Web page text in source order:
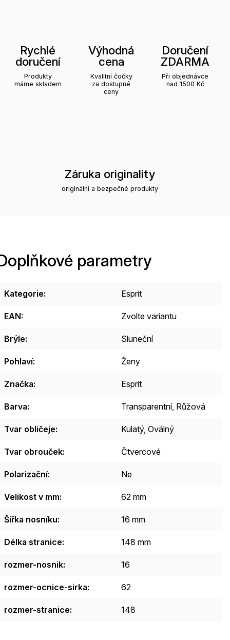
Rychlé
doručení
Produkty
máme skladem
Výhodná
cena
Kvalitní čočky
za dostupné
ceny
Doručení
ZDARMA
Při objednávce
nad 1500 Kč
Záruka originality
originální a bezpečné produkty
parametry
Kategorie: Esprit
EAN: Zvolte variantu
Brýle: Sluneční
Pohlaví: Ženy
Značka: Esprit
Barva: Transparentní, Růžová
Tvar obličeje: Kulatý, Oválný
Tvar obrouček: Čtvercové
Polarizační: Ne
Velikost v mm: 62 mm
Šířka nosníku: 16 mm
Délka stranice: 148 mm
rozmer-nosnik: 16
rozmer-ocnice-sirka: 62
rozmer-stranice: 148